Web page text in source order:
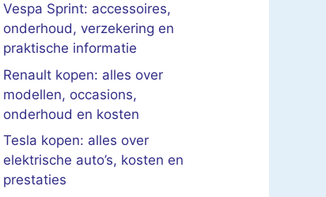
Vespa Sprint: accessoires,
onderhoud, verzekering en
praktische informatie
Renault kopen: alles over
modellen, occasions,
onderhoud en kosten
Tesla kopen: alles over
elektrische auto’s, kosten en
prestaties